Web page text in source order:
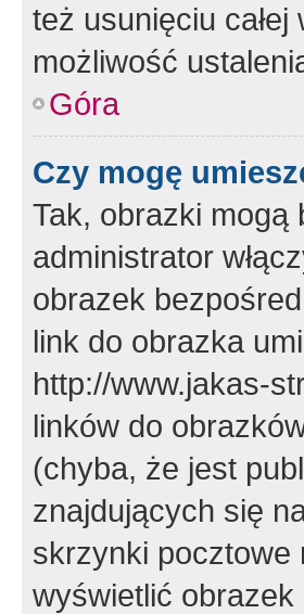
też usunięciu
możliwość
Góra
Czy mogę
Tak, obrazki mogą
administrator
obrazek
link do obrazka
http://www.jakas-
linków do
(chyba, że jest
znajdujących się
skrzynki pocztowe
wyświetlić